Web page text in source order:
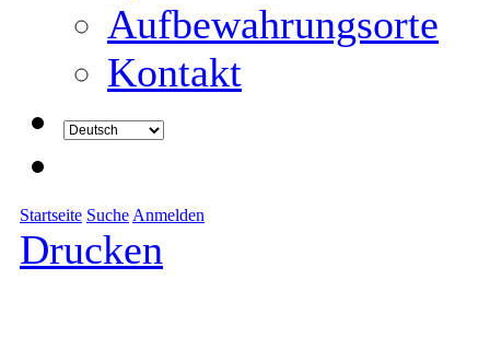
Aufbewahrungsorte
Kontakt
Startseite Suche Anmelden
Drucken